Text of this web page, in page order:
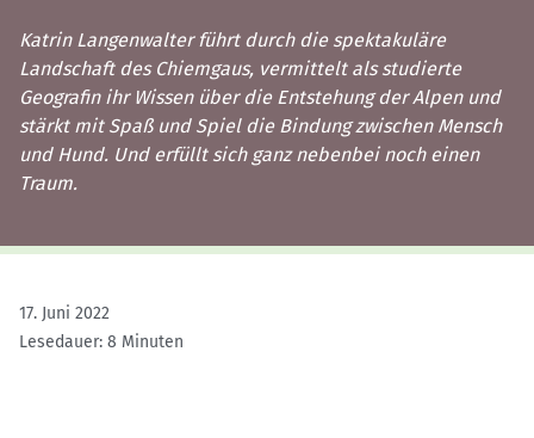
Katrin Langenwalter führt durch die spektakuläre
Landschaft des Chiemgaus, vermittelt als studierte
Geografin ihr Wissen über die Entstehung der Alpen und
stärkt mit Spaß und Spiel die Bindung zwischen Mensch
und Hund. Und erfüllt sich ganz nebenbei noch einen
Traum.
17. Juni 2022
Lesedauer: 8 Minuten